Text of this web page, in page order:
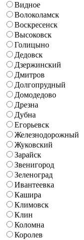
Видное
Волоколамск
Воскресенск
Высоковск
Голицыно
Дедовск
Дзержинский
Дмитров
Долгопрудный
Домодедово
Дрезна
Дубна
Егорьевск
Железнодорожный
Жуковский
Зарайск
Звенигород
Зеленоград
Ивантеевка
Кашира
Климовск
Клин
Коломна
Королев